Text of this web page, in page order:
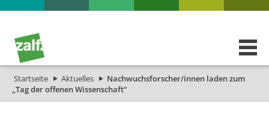
Startseite Aktuelles
Nachwuchsforscher/innen laden zum
„Tag der offenen Wissenschaft“